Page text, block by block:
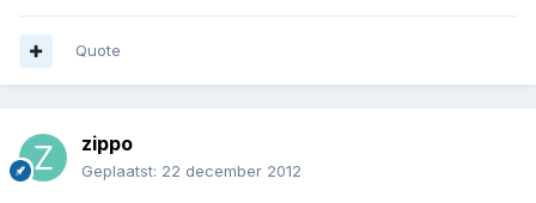
Quote
zippo
Geplaatst: 22 december 2012